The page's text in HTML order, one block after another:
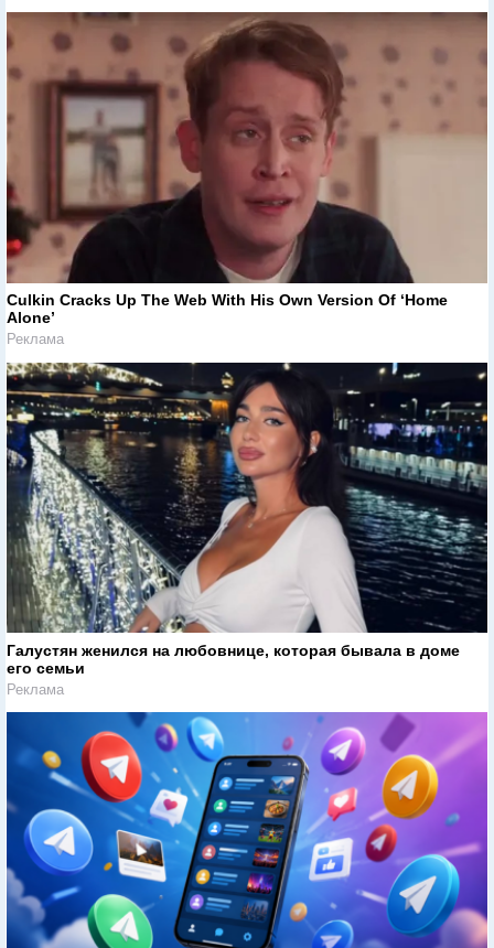
Culkin Cracks Up The Web With His Own Version Of ‘Home
Alone’
Реклама
Галустян женился на любовнице, которая бывала в доме
его семьи
Реклама